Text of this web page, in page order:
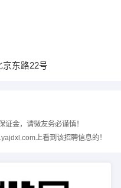
京东路22号
金，请微友务必谨慎！
上看到该招聘信息的！